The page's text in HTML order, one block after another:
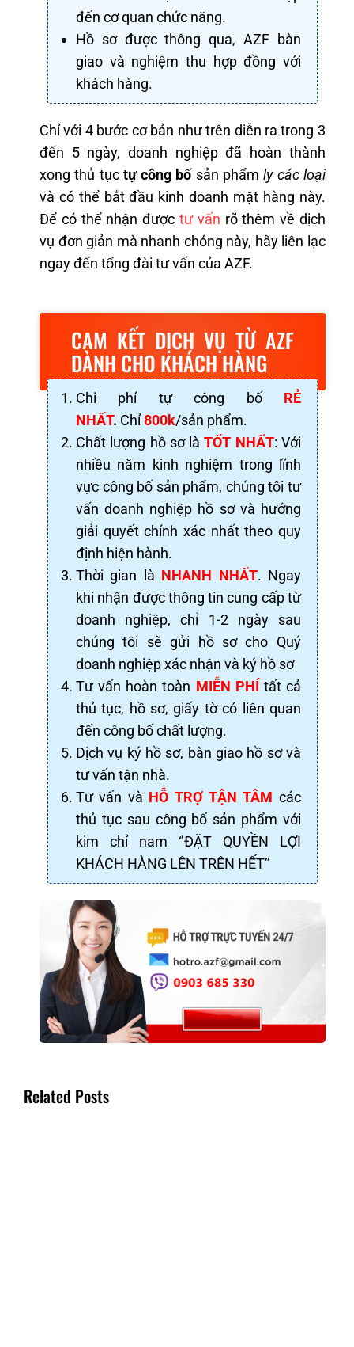
đến cơ quan chức năng.
Hồ sơ được thông qua, AZF bàn
giao và nghiệm thu hợp đồng với
khách hàng.
Chỉ với 4 bước cơ bản như trên diễn ra trong 3
đến 5 ngày, doanh nghiệp đã hoàn thành
xong thủ tục tự công bốsản phẩmly các loại
và có thể bắt đầu kinh doanh mặt hàng này.
Để có thể nhận được tư vấn rõ thêm về dịch
vụ đơn giản mà nhanh chóng này, hãy liên lạc
ngay đến tổng đài tư vấn của AZF.
CAM KẾT DỊCH VỤ TỪ AZF
DÀNH CHO KHÁCH HÀNG
Chi phí tự công bố RẺ
NHẤT. Chỉ800k/sản phẩm.
Chất lượng hồ sơ là TỐT NHẤT: Với
nhiều năm kinh nghiệm trong lĩnh
vực công bố sản phẩm, chúng tôi tư
vấn doanh nghiệp hồ sơ và hướng
giải quyết chính xác nhất theo quy
định hiện hành.
Thời gian là NHANH NHẤT. Ngay
khi nhận được thông tin cung cấp từ
doanh nghiệp, chỉ 1-2 ngày sau
chúng tôi sẽ gửi hồ sơ cho Quý
doanh nghiệp xác nhận và ký hồ sơ
Tư vấn hoàn toàn MIỄN PHÍ tất cả
thủ tục, hồ sơ, giấy tờ có liên quan
đến công bố chất lượng.
Dịch vụ ký hồ sơ, bàn giao hồ sơ và
tư vấn tận nhà.
Tư vấn và HỖ TRỢ TẬN TÂM các
thủ tục sau công bố sản phẩm với
kim chỉ nam ‘’ĐẶT QUYỀN LỢI
KHÁCH HÀNG LÊN TRÊN HẾT’’
Related Posts